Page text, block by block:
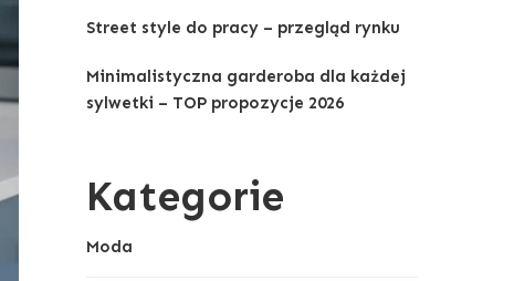
Street style do pracy – przegląd rynku
Minimalistyczna garderoba dla każdej
sylwetki – TOP propozycje 2026
Kategorie
Moda